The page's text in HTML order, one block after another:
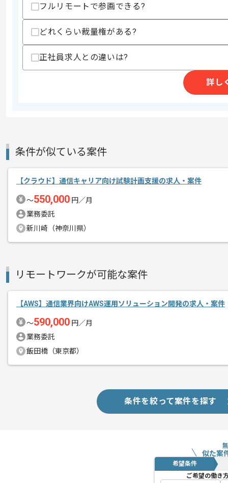
スキル
求めるスキル
・Terraform を用いたAWS 上のアーキ
・AWS サービスの過半数を用いたサー
精算・お支払い
精算基準時間
その他募集要項
エージェントからのコ
システムの開発や提案を行う企画開発事
5G/IoTビジネスを推進するコンサルテ
フルリモートで参画できる?
どれくらい裁量権がある?
正社員求人との違いは?
詳し
条件が似ている案件
【クラウド】通信キャリア向け試験計画支援の求人・案件
〜550,000 円／月
業務委託
新川崎（神奈川県）
リモートワークが可能な案件
【AWS】通信業界向けAWS運用ソリューション開発の求人・案件
〜590,000 円／月
業務委託
飯田橋（東京都）
条件を絞って案件を探す
似た案
希望条件
ご希望の働き